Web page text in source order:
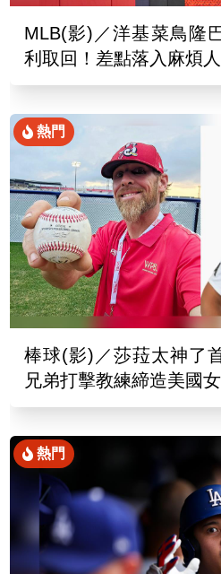
MLB(影)／洋基菜鳥隆
利取回！差點落入麻煩
熱門
棒球(影)／莎菈太神了
兄弟打擊教練締造美國
熱門